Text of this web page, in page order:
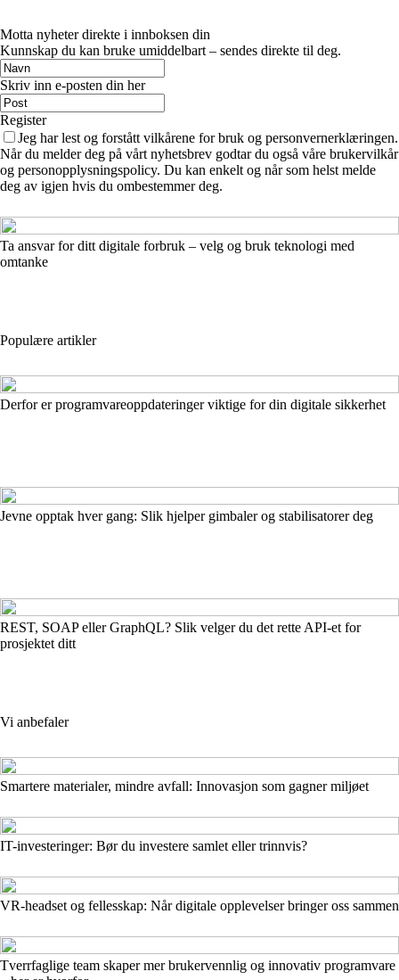
Motta nyheter direkte i innboksen din
Kunnskap du kan bruke umiddelbart – sendes direkte til deg.
Skriv inn e-posten din her
Register
Jeg har lest og forstått vilkårene for bruk og personvernerklæringen.
Når du melder deg på vårt nyhetsbrev godtar du også våre brukervilkår
og personopplysningspolicy. Du kan enkelt og når som helst melde
deg av igjen hvis du ombestemmer deg.
Ta ansvar for ditt digitale forbruk – velg og bruk teknologi med
omtanke
Populære artikler
Derfor er programvareoppdateringer viktige for din digitale sikkerhet
Jevne opptak hver gang: Slik hjelper gimbaler og stabilisatorer deg
REST, SOAP eller GraphQL? Slik velger du det rette API-et for
prosjektet ditt
Vi anbefaler
Smartere materialer, mindre avfall: Innovasjon som gagner miljøet
IT-investeringer: Bør du investere samlet eller trinnvis?
VR-headset og fellesskap: Når digitale opplevelser bringer oss sammen
Tverrfaglige team skaper mer brukervennlig og innovativ programvare